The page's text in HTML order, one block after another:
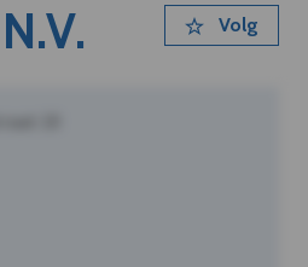
Volg